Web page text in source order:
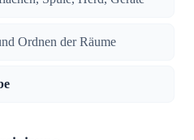
Ordnen der Räume